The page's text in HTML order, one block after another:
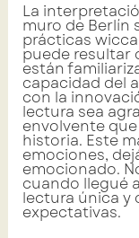
La
muro de Berlín
prácticas
puede resultar
están
capacidad del
con la
lectura sea
envolvente
historia. Este
emociones,
emocionado.
cuando llegué
lectura única y
expectativas.